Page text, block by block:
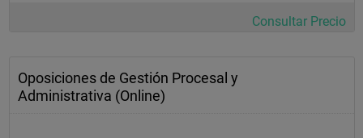
Consultar Precio
Oposiciones de Gestión Procesal y
Administrativa (Online)